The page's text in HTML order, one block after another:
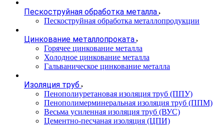
Пескоструйная обработка металла
Пескоструйная обработка металлопродукции
Цинкование металлопроката
Горячее цинкование металла
Холодное цинкование металла
Гальваническое цинкование металла
Изоляция труб
Пенополиуретановая изоляция труб (ППУ)
Пенополимерминеральная изоляция труб (ППМ)
Весьма усиленная изоляция труб (ВУС)
Цементно-песчаная изоляция (ЦПИ)